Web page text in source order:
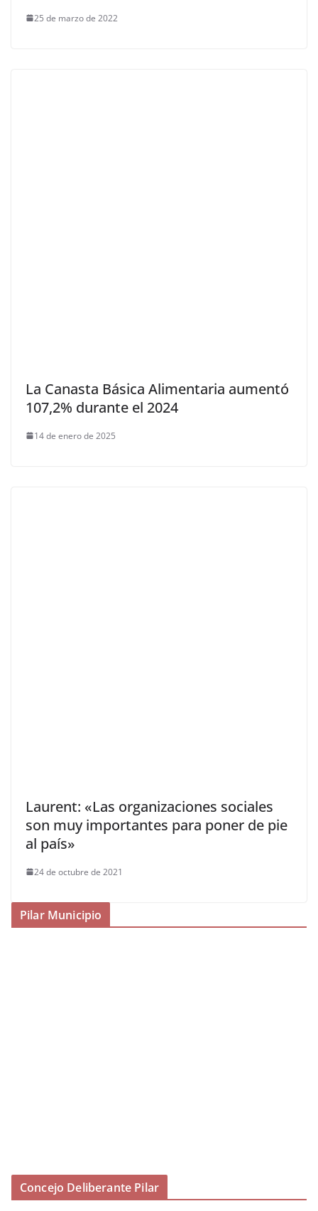
25 de marzo de 2022
La Canasta Básica Alimentaria aumentó
107,2% durante el 2024
14 de enero de 2025
Laurent: «Las organizaciones sociales
son muy importantes para poner de pie
al país»
24 de octubre de 2021
Pilar Municipio
Concejo Deliberante Pilar